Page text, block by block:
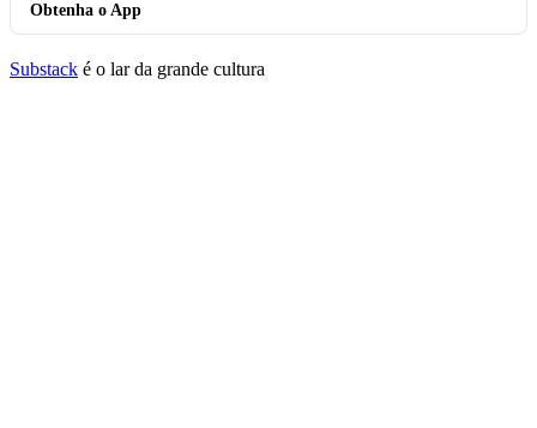
Obtenha o App
Substack é o lar da grande cultura